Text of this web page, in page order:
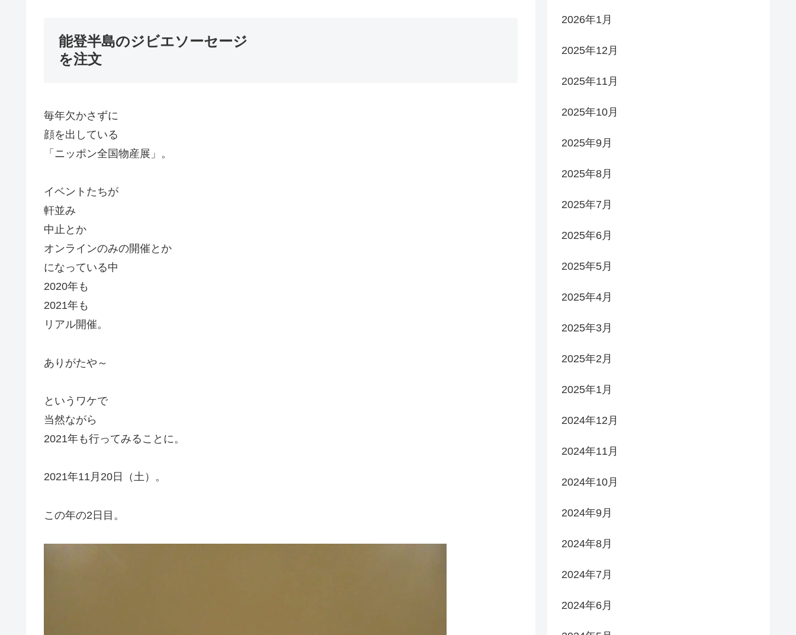
能登半島のジビエソーセージ
を注文
毎年欠かさずに
顔を出している
「ニッポン全国物産展」。
イベントたちが
軒並み
中止とか
オンラインのみの開催とか
になっている中
2020年も
2021年も
リアル開催。
ありがたや～
というワケで
当然ながら
2021年も行ってみることに。
2021年11月20日（土）。
この年の2日目。
2026年1月
2025年12月
2025年11月
2025年10月
2025年9月
2025年8月
2025年7月
2025年6月
2025年5月
2025年4月
2025年3月
2025年2月
2025年1月
2024年12月
2024年11月
2024年10月
2024年9月
2024年8月
2024年7月
2024年6月